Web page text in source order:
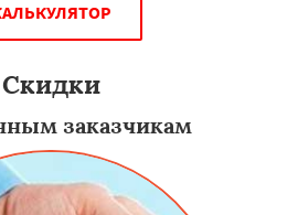
Скидки
заказчикам